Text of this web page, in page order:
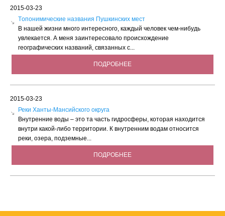
2015-03-23
Tопонимические названия Пушкинских мест
В нашей жизни много интересного, каждый человек чем-нибудь
увлекается. А меня заинтересовало происхождение
географических названий, связанных с...
ПОДРОБНЕЕ
2015-03-23
Реки Ханты-Мансийского округа
Внутренние воды – это та часть гидросферы, которая находится
внутри какой-либо территории. К внутренним водам относится
реки, озера, подземные...
ПОДРОБНЕЕ